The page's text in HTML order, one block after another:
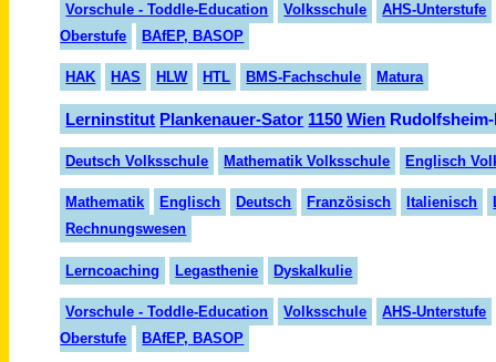
Vorschule - Toddle-Education Volksschule
AHS-Unterstufe
Oberstufe
BAfEP, BASOP
HAK HAS HLW HTL BMS-Fachschule Matura
Lerninstitut Plankenauer-Sator 1150 Wien
Deutsch Volksschule Mathematik Volksschule Englisch
Mathematik Englisch Deutsch Französisch Italienisch
Rechnungswesen
Lerncoaching Legasthenie Dyskalkulie
Vorschule - Toddle-Education Volksschule
AHS-Unterstufe
Oberstufe
BAfEP, BASOP